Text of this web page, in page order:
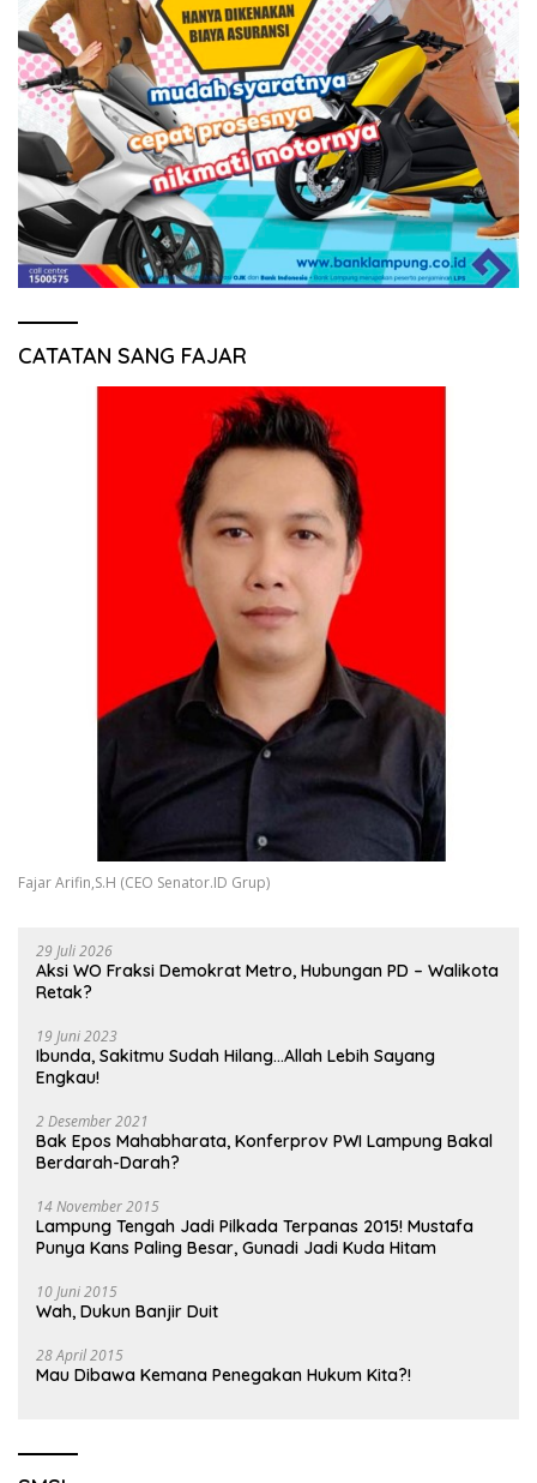
CATATAN SANG FAJAR
Fajar Arifin,S.H (CEO Senator.ID Grup)
29 Juli 2026
Aksi WO Fraksi Demokrat Metro, Hubungan PD – Walikota
Retak?
19 Juni 2023
Ibunda, Sakitmu Sudah Hilang…Allah Lebih Sayang
Engkau!
2 Desember 2021
Bak Epos Mahabharata, Konferprov PWI Lampung Bakal
Berdarah-Darah?
14 November 2015
Lampung Tengah Jadi Pilkada Terpanas 2015! Mustafa
Punya Kans Paling Besar, Gunadi Jadi Kuda Hitam
10 Juni 2015
Wah, Dukun Banjir Duit
28 April 2015
Mau Dibawa Kemana Penegakan Hukum Kita?!